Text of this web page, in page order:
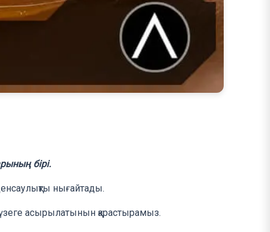
бірі.
нығайтады.
асырылатынын қарастырамыз.